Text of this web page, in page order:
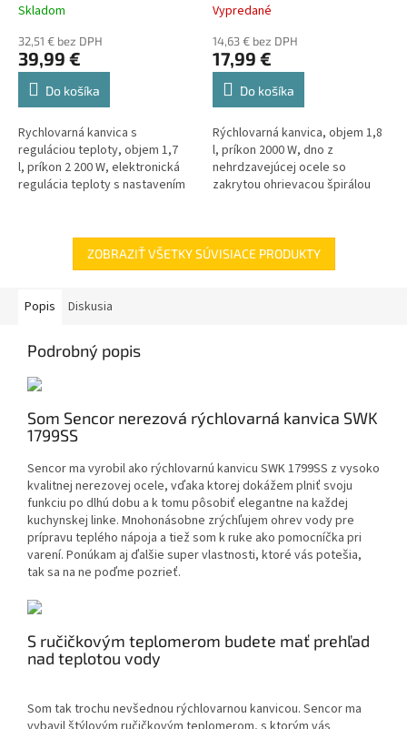
Skladom
32,51 € bez DPH
39,99 €
Do košíka
Rychlovarná kanvica s
reguláciou teploty, objem 1,7
l, príkon 2 200 W, elektronická
regulácia teploty s nastavením
Vypredané
14,63 € bez DPH
17,99 €
Do košíka
Rýchlovarná kanvica, objem 1,8
l, príkon 2000 W, dno z
nehrdzavejúcej ocele so
zakrytou ohrievacou špirálou
ZOBRAZIŤ VŠETKY SÚVISIACE PRODUKTY
Popis Diskusia
Podrobný popis
Som Sencor nerezová rýchlovarná kanvica SWK
1799SS
Sencor ma vyrobil ako rýchlovarnú kanvicu SWK 1799SS z vysoko
kvalitnej nerezovej ocele, vďaka ktorej dokážem plniť svoju
funkciu po dlhú dobu a k tomu pôsobiť elegantne na každej
kuchynskej linke. Mnohonásobne zrýchľujem ohrev vody pre
prípravu teplého nápoja a tiež som k ruke ako pomocníčka pri
varení. Ponúkam aj ďalšie super vlastnosti, ktoré vás potešia,
tak sa na ne poďme pozrieť.
S ručičkovým teplomerom budete mať prehľad
nad teplotou vody
Som tak trochu nevšednou rýchlovarnou kanvicou. Sencor ma